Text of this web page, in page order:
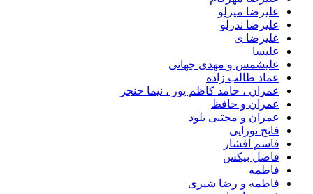
علیرضا میرلو
علیرضا ندرلو
علیرضا ی
علیسا
علیشمس و مهدی جهانی
عماد طالب زاده
عمران ، حامد کاظم پور ، نیما حنجر
عمران و حافظ
عمران و مجتبی بلود
فاتح نورایی
فاسم افشار
فاضل بیکس
فاطمه
فاطمه و رضا شیری